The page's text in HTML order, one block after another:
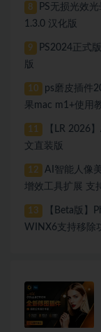
8
PS无损光效
1.3.0 汉化版
9
PS2024正式
版
10
ps磨皮插件
果mac m1+使用
11
【LR 2026
文直装版
12
AI智能人像
增效工具扩展 支
13
【Beta版】
WINX6支持移除